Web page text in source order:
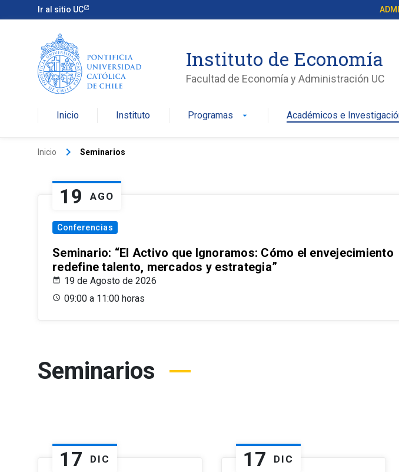
Ir al sitio UC
Instituto de Economía
Facultad de Economía y Administración UC
Inicio Instituto Programas arrow_drop_down Académicos e
Inicio keyboard_arrow_right Seminarios
19 AGO
Conferencias
Seminario: “El Activo que Ignoramos: Cómo el envejecimiento
redefine talento, mercados y estrategia”
19 de Agosto de 2026
09:00 a 11:00 horas
Seminarios
17 DIC 17 DIC